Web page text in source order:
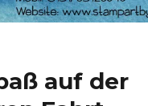
auf der